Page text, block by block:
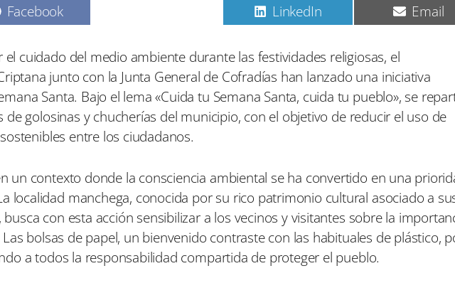
C
o
p
a
r
t
i
r
e
n
Facebook
p
a
r
t
r
e
n
C
o
p
a
r
t
i
r
LinkedIn C
o
r
t
i
r
Email
cuidado del medio ambiente durante las festividades religiosas, el
junto con la Junta General de Cofradías han lanzado una iniciativa
Santa. Bajo el lema «Cuida tu Semana Santa, cuida tu pueblo», se
de golosinas y chucherías del municipio, con el objetivo de reducir el uso de
entre los ciudadanos.
un contexto donde la consciencia ambiental se ha convertido en una
localidad manchega, conocida por su rico patrimonio cultural asociado a
con esta acción sensibilizar a los vecinos y visitantes sobre la
bolsas de papel, un bienvenido contraste con las habituales de plástico,
a todos la responsabilidad compartida de proteger el pueblo.